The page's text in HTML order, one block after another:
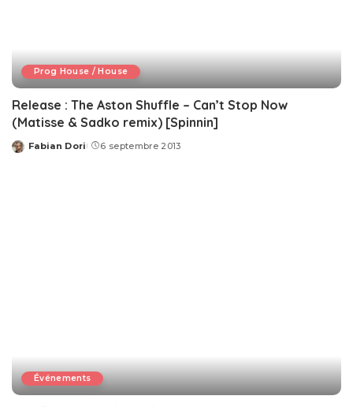
Prog House / House
Release : The Aston Shuffle – Can’t Stop Now
(Matisse & Sadko remix) [Spinnin]
Posted
Fabian Dori 6 septembre 2013
Événements